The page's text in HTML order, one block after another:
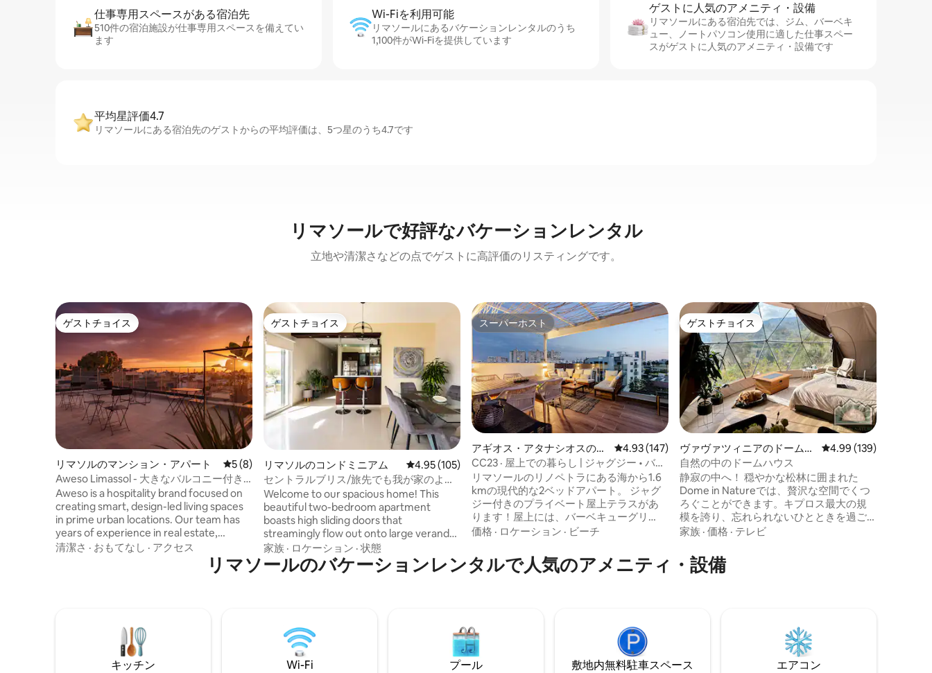
仕事専用ス⁠ペ⁠ー⁠スがあ⁠る宿⁠泊⁠先
510件の宿泊施設が仕事専用スペースを備えてい
ます
Wi-Fiを利⁠用⁠可⁠能
リマソールにあるバケーションレンタルのうち
1,100件がWi-Fiを提供しています
ゲストに人⁠気⁠のア⁠メ⁠ニ⁠テ⁠ィ・設⁠備
リマソールにある宿泊先では、ジム、バーベキ
ュー、ノートパソコン使用に適した仕事スペー
スがゲストに人気のアメニティ・設備です
平均星評価4.7
リマソールにある宿泊先のゲストからの平均評価は、5つ星のうち4.7です
リマソールで好評なバケーションレンタル
立地や清潔さなどの点でゲストに高評価のリスティングです。
ゲストチョイス
ゲストチョイス
リマソルのマンション・アパート レビュー8件、5つ星中5つ星の平均評価
5 (8)
Aweso Limassol - 大きなバルコニー付き
ダブルルーム
Aweso is a hospitality brand focused on
creating smart, design-led living spaces
in prime urban locations. Our team has
years of experience in real estate,
hospitality, and guest experience,
considered, from cleanliness and
high standards, excellent locations, and a
smooth, professional guest experience.
清潔さ · おもてなし · アクセス
ゲストチョイス
ゲストチョイス
リマソルのコンドミニアム レビュー105件、5つ星中4.95つ星の平均評価
4.95 (105)
セントラルブリス/旅先でも我が家のよう
にくつろげる豪華な宿泊施設
Welcome to our spacious home! This
beautiful two-bedroom apartment
boasts high sliding doors that
streamingly flow out onto large veranda
and a warm, cozy atmosphere that
instantly makes you feel at home.
Located in a charming neighborhood,
location, this apartment is the perfect
base for exploring all that Limassol has to
家族 · ロケーション · 状態
スーパーホスト
スーパーホスト
アギオス・アタナシオスのマ
ンション・アパート
レビュー147件、5つ星中4.93つ星の平均評価
4.93 (147)
CC23 · 屋上での暮らし | ジャグジー • バー
ベキュー • 高速Wi-Fi
リマソールのリノペトラにある海から1.6
kmの現代的な2ベッドアパート。 ジャグ
ジー付きのプライベート屋上テラスがあ
ります！屋上には、バーベキューグリ
ル、ファイヤーピット、洗面台、ラウン
ニングエリアがあります。 ダブルベッド
ルーム2部屋、バスルーム2部屋、ダイニ
楽しみください。 道路を渡って工事が進
行中で、暑さのために早朝から始まるこ
とがありますのでご注意ください。
価格 · ロケーション · ビーチ
ゲストチョイス
ゲストチョイス
ヴァヴァツィニアのドームハ
ウス
レビュー139件、5つ
4.99 (139)
自然の中のドームハウス
静寂の中へ！ 穏やかな松林に囲まれた
Dome in Natureでは、贅沢な空間でくつ
ろぐことができます。キプロス最大の規
模を誇り、忘れられないひとときを過ご
せるよう細心の注意を払って設備が整っ
ルに最適です。 今すぐロマンチックな旅
行をご予約ください！️ 以下の有料オプシ
ーロ） - バーベキューの使用（20ユーロ）
家族 · 価格 · テレビ
リマソールのバケーションレンタルで人気のアメニティ・設備
キッチン Wi-Fi プール 敷地内無料駐⁠車ス⁠ペ⁠ー⁠ス エアコン